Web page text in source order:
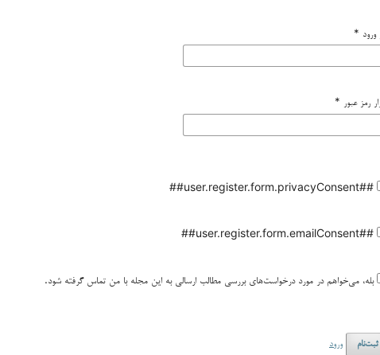
ورود *
رمز عبور *
##user.register.form.privacyConsent##
##user.register.form.emailConsent##
بله، می‌خواهم در مورد درخواست‌های بررسی مطالب ارسالی به این مجله با من تماس گرفته شود.
ثبت‌نام ورود